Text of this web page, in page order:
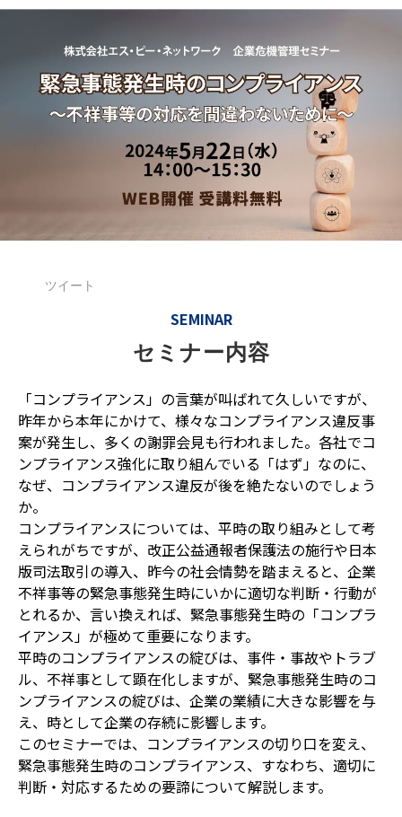
ツイート
SEMINAR
セミナー内容
「コンプライアンス」の言葉が叫ばれて久しいですが、
昨年から本年にかけて、様々なコンプライアンス違反事
案が発生し、多くの謝罪会見も行われました。各社でコ
ンプライアンス強化に取り組んでいる「はず」なのに、
なぜ、コンプライアンス違反が後を絶たないのでしょう
か。
コンプライアンスについては、平時の取り組みとして考
えられがちですが、改正公益通報者保護法の施行や日本
版司法取引の導入、昨今の社会情勢を踏まえると、企業
不祥事等の緊急事態発生時にいかに適切な判断・行動が
とれるか、言い換えれば、緊急事態発生時の「コンプラ
イアンス」が極めて重要になります。
平時のコンプライアンスの綻びは、事件・事故やトラブ
ル、不祥事として顕在化しますが、緊急事態発生時のコ
ンプライアンスの綻びは、企業の業績に大きな影響を与
え、時として企業の存続に影響します。
このセミナーでは、コンプライアンスの切り口を変え、
緊急事態発生時のコンプライアンス、すなわち、適切に
判断・対応するための要諦について解説します。